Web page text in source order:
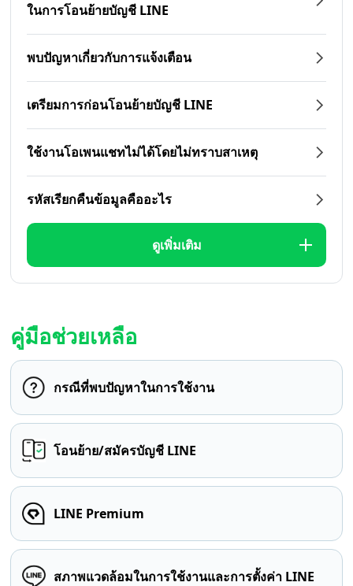
ในการโอนย้ายบัญชี LINE
พบปัญหาเกี่ยวกับการแจ้งเตือน
เตรียมการก่อนโอนย้ายบัญชี LINE
ใช้งานโอเพนแชทไม่ได้โดยไม่ทราบสาเหตุ
รหัสเรียกคืนข้อมูลคืออะไร
ดูเพิ่มเติม
คู่มือช่วยเหลือ
กรณีที่พบปัญหาในการใช้งาน
โอนย้าย/สมัครบัญชี LINE
LINE Premium
สภาพแวดล้อมในการใช้งานและการตั้งค่า LINE